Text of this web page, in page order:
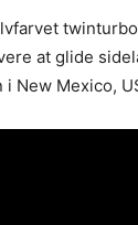
at glide
New Mexico,